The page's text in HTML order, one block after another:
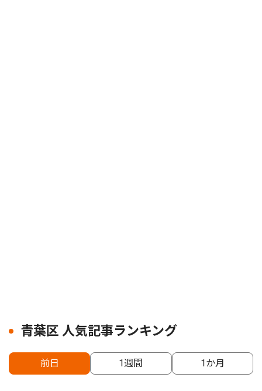
青葉区 人気記事ランキング
前日 1週間 1か月